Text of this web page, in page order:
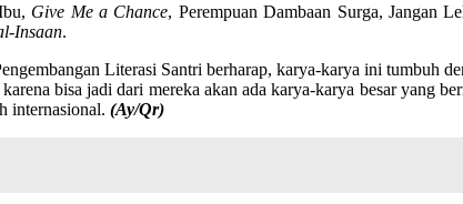
Give Me a Chance, Perempuan Dambaan Surga, Jangan
Insaan.
Literasi Santri berharap, karya-karya ini tumbuh
bisa jadi dari mereka akan ada karya-karya besar yang
internasional. (Ay/Qr)